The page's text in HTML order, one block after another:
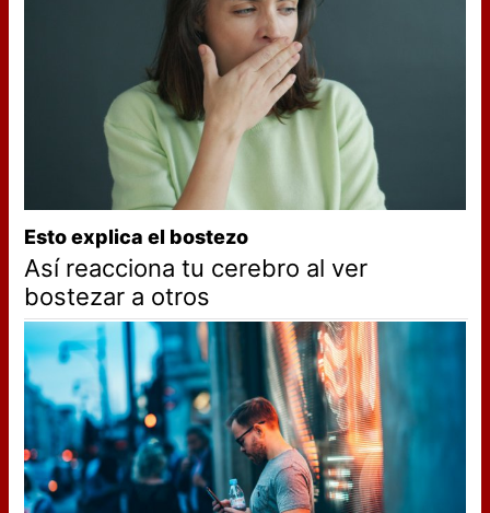
Esto explica el bostezo
Así reacciona tu cerebro al ver
bostezar a otros